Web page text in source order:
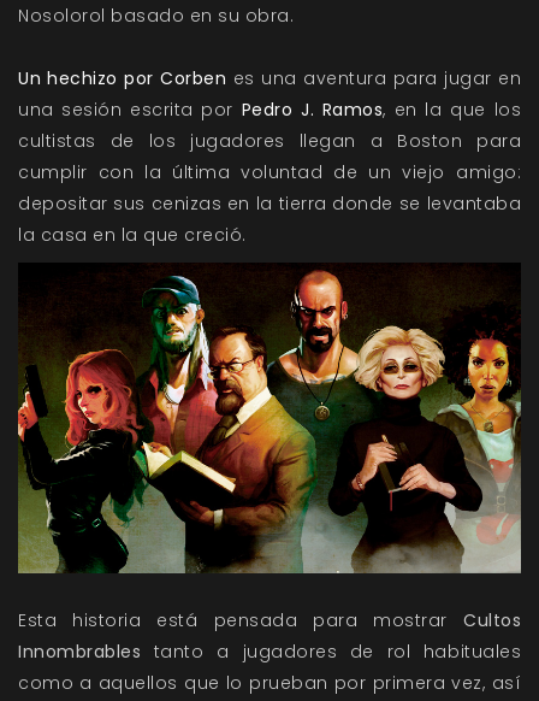
Nosolorol basado en su obra.
Un hechizo por Corben es una aventura para jugar en
una sesión escrita por Pedro J. Ramos, en la que los
cultistas de los jugadores llegan a Boston para
cumplir con la última voluntad de un viejo amigo:
depositar sus cenizas en la tierra donde se levantaba
la casa en la que creció.
Esta historia está pensada para mostrar Cultos
Innombrables tanto a jugadores de rol habituales
como a aquellos que lo prueban por primera vez, así